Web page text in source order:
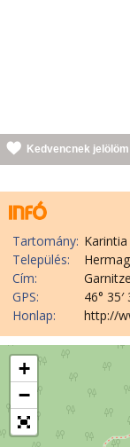
Kedvencnek jelölöm
Tartomány: Karintia
Település:
Cím:
GPS:
46°
Honlap:
http://
+
−